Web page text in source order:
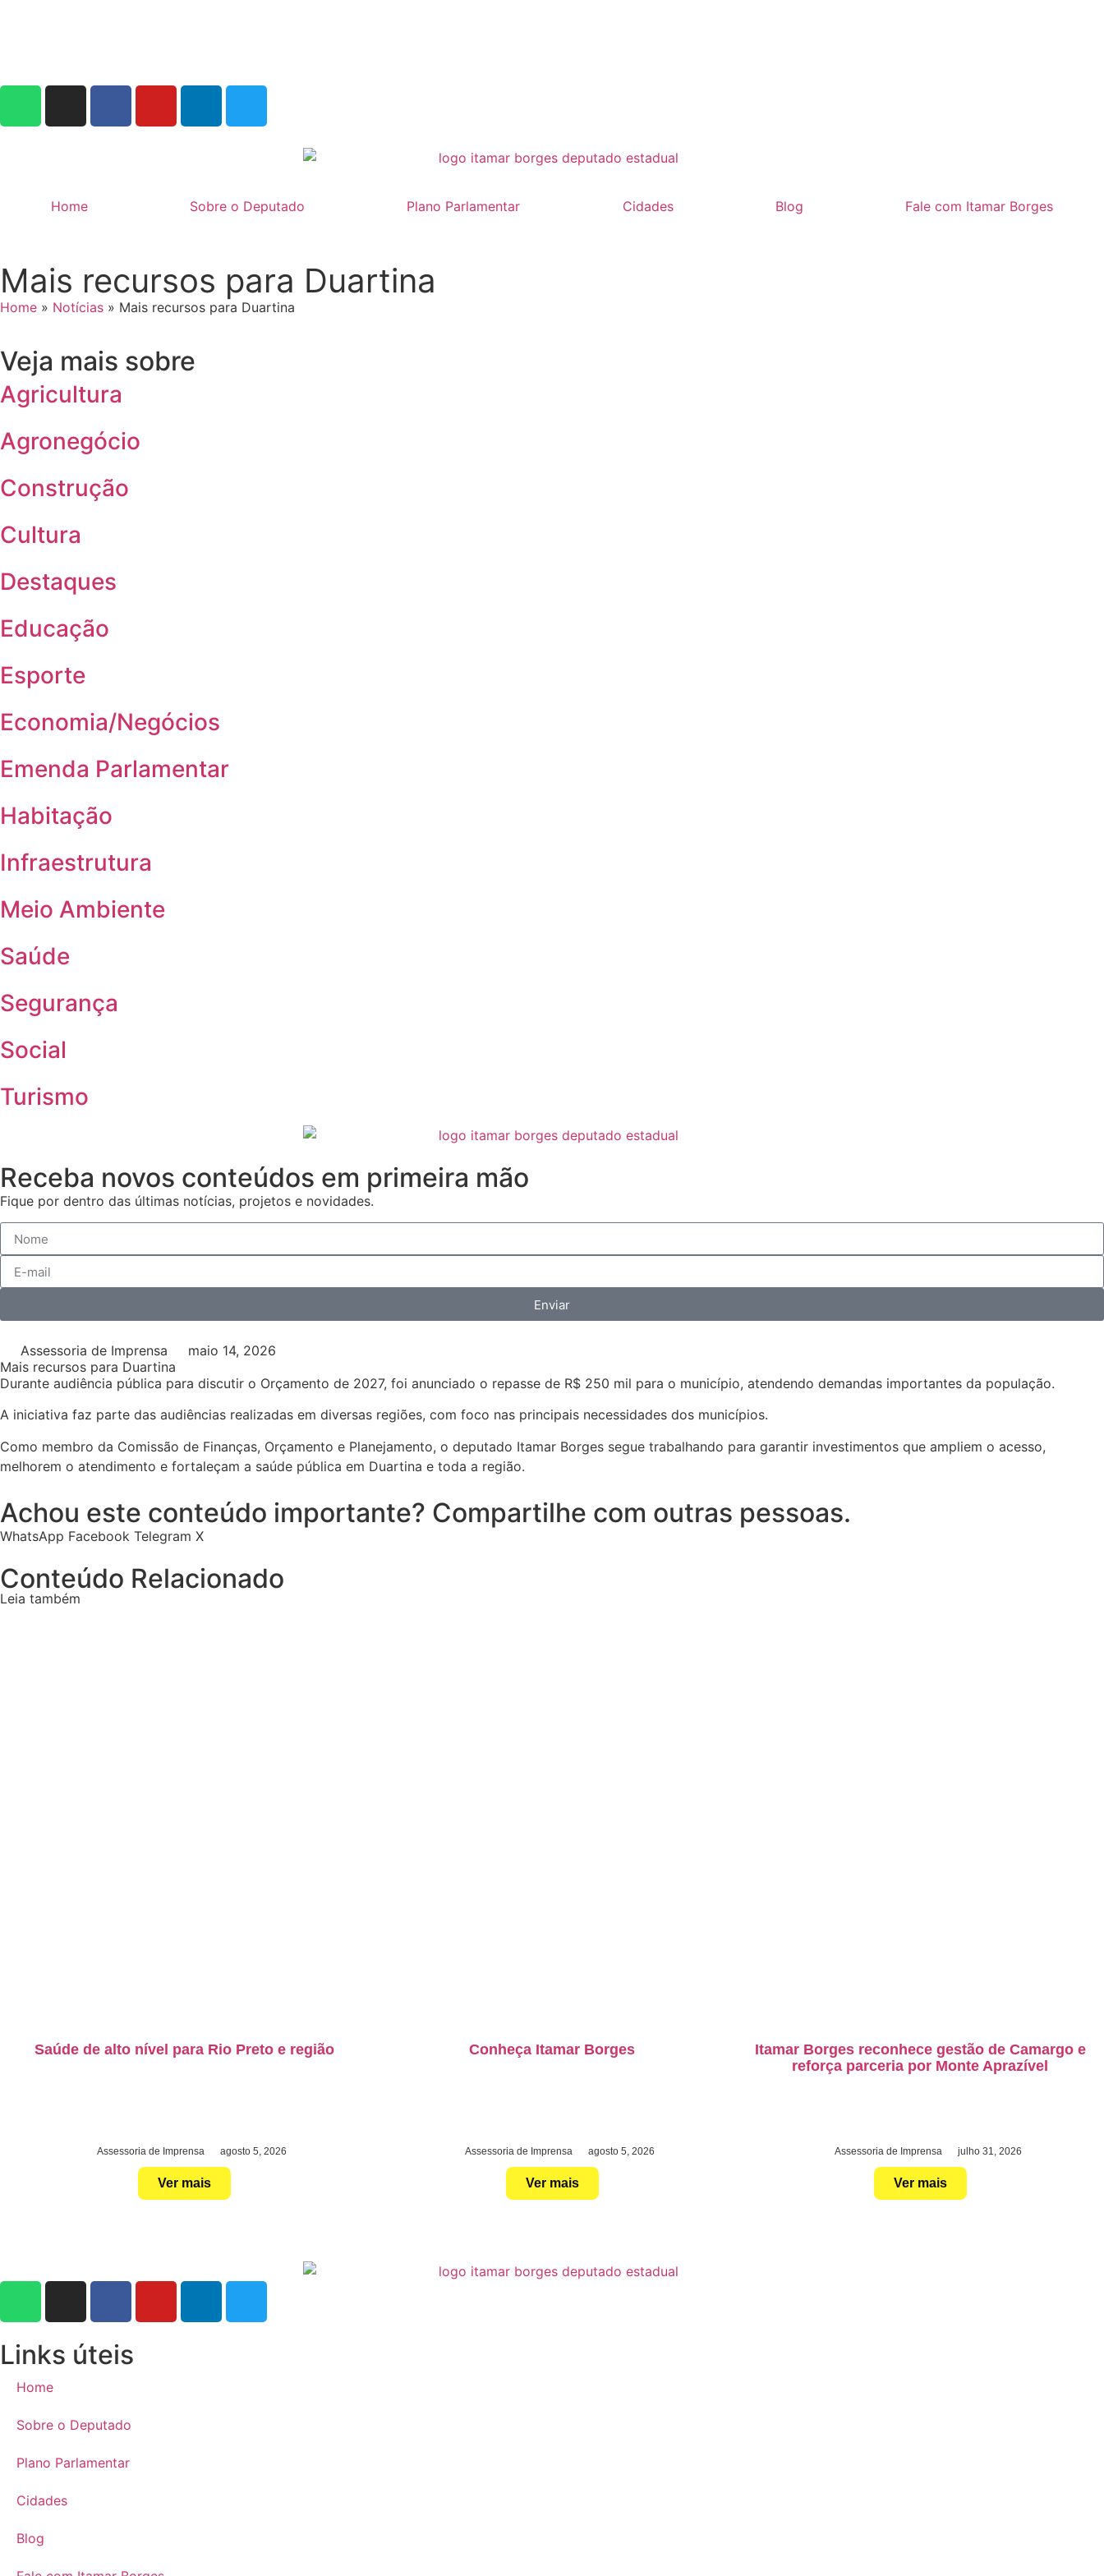
Home Sobre o Deputado Plano Parlamentar Cidades Blog Fale com Itamar Borges
Mais recursos para Duartina
Home » Notícias » Mais recursos para Duartina
Veja mais sobre
Agricultura
Agronegócio
Construção
Cultura
Destaques
Educação
Esporte
Economia/Negócios
Emenda Parlamentar
Habitação
Infraestrutura
Meio Ambiente
Saúde
Segurança
Social
Turismo
Receba novos conteúdos em primeira mão
Fique por dentro das últimas notícias, projetos e novidades.
Enviar
Assessoria de Imprensa
maio 14, 2026
Mais recursos para Duartina
Durante audiência pública para discutir o Orçamento de 2027, foi anunciado o repasse de R$ 250 mil para o município, atendendo demandas importantes da população.
A iniciativa faz parte das audiências realizadas em diversas regiões, com foco nas principais necessidades dos municípios.
Como membro da Comissão de Finanças, Orçamento e Planejamento, o deputado Itamar Borges segue trabalhando para garantir investimentos que ampliem o acesso,
melhorem o atendimento e fortaleçam a saúde pública em Duartina e toda a região.
Achou este conteúdo importante? Compartilhe com outras pessoas.
WhatsApp Facebook Telegram X
Conteúdo Relacionado
Leia também
Saúde de alto nível para Rio Preto e região
Assessoria de Imprensa agosto 5, 2026
Ver mais
Conheça Itamar Borges
Assessoria de Imprensa agosto 5, 2026
Ver mais
Itamar Borges reconhece gestão de Camargo e
reforça parceria por Monte Aprazível
Assessoria de Imprensa julho 31, 2026
Ver mais
Links úteis
Home
Sobre o Deputado
Plano Parlamentar
Cidades
Blog